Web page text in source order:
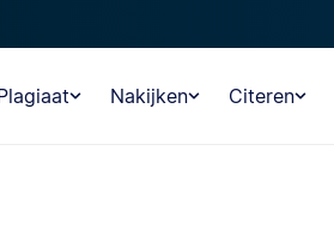
Nakijken Citeren